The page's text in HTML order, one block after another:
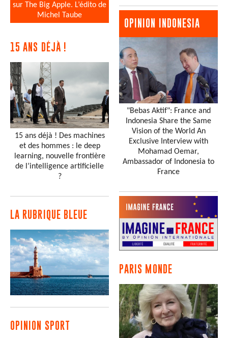
sur The Big Apple. L’édito de
Michel Taube
15 ANS DÉJÀ !
15 ans déjà ! Des machines
et des hommes : le deep
learning, nouvelle frontière
de l’intelligence artificielle
?
LA RUBRIQUE BLEUE
OPINION SPORT
OPINION INDONESIA
"Bebas Aktif": France and
Indonesia Share the Same
Vision of the World An
Exclusive Interview with
Mohamad Oemar,
Ambassador of Indonesia to
France
PARIS MONDE